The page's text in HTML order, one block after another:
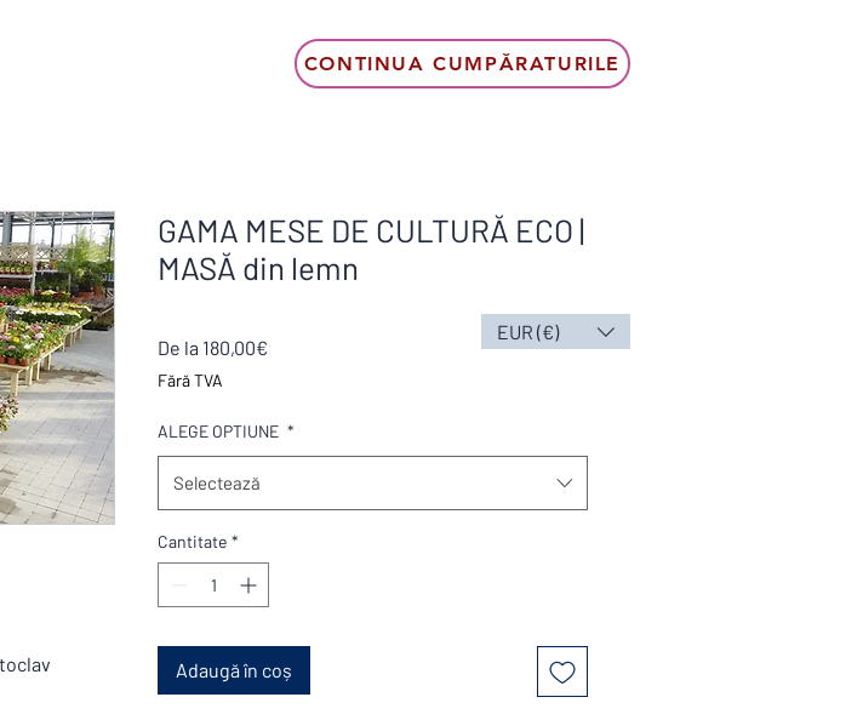
GAMA MESE DE CULTURĂ ECO |
MASĂ din lemn
De la 180,00€
Fără TVA
ALEGE OPTIUNE *
Selectează
Cantitate *
Adaugă în coș
CONTINUA CUMPĂRATURILE
EUR (€)